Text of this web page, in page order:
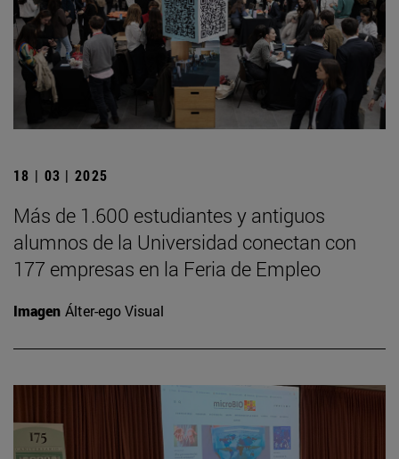
18 | 03 | 2025
Más de 1.600 estudiantes y antiguos
alumnos de la Universidad conectan con
177 empresas en la Feria de Empleo
Imagen Álter-ego Visual